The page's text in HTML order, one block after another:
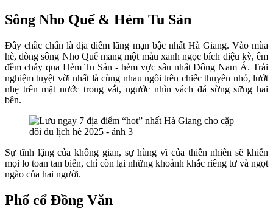
Sông Nho Quế & Hẻm Tu Sản
Đây chắc chắn là địa điểm lãng mạn bậc nhất Hà Giang. Vào mùa
hè, dòng sông Nho Quế mang một màu xanh ngọc bích diệu kỳ, êm
đềm chảy qua Hẻm Tu Sản - hẻm vực sâu nhất Đông Nam Á. Trải
nghiệm tuyệt vời nhất là cùng nhau ngồi trên chiếc thuyền nhỏ, lướt
nhẹ trên mặt nước trong vắt, ngước nhìn vách đá sừng sững hai
bên.
Sự tĩnh lặng của không gian, sự hùng vĩ của thiên nhiên sẽ khiến
mọi lo toan tan biến, chỉ còn lại những khoảnh khắc riêng tư và ngọt
ngào của hai người.
Phố cổ Đồng Văn